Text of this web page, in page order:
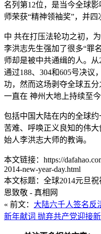
名列第12位，是当今全球
师荣获“精神领袖奖”，并四
中 共在打压法轮功之初，
李洪志先生强加了很多“罪
师却是被中共通缉的人。
通过188、304和605号决议
功，然而这场剥夺全球五
一直在 神州大地上持续至今
包括中国大陆在内的全球
苦难、呼唤正义良知的伟
始人李洪志大师的教诲。
本文链接：https://
2014-new-year-day.html
本文标题：全球2014元旦
恩致敬 - 真相网
« 前文： 大陆六千人签名反
新年献词 抛弃共产党迎接